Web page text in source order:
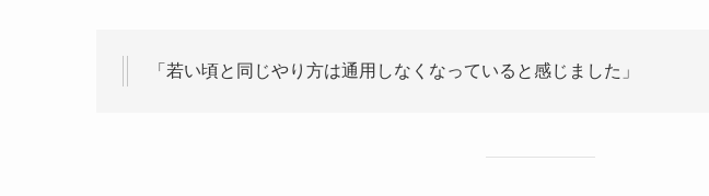
「若い頃と同じやり方は通用しなくなっていると感じました」